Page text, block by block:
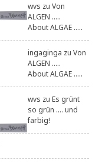
wvs zuVon
ALGEN .....
About ALGAE .....
ingaginga zuVon
ALGEN .....
About ALGAE .....
wvs zuEs grünt
so grün .... und
farbig!